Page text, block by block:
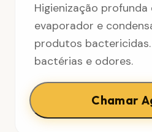
Higienização
evaporador e
produtos bactericidas.
bactérias e odores.
Chamar